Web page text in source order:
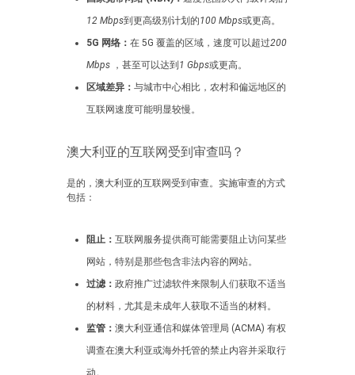
12 Mbps到更高级别计划的100 Mbps或更高。
5G 网络： 在 5G 覆盖的区域，速度可以超过200
Mbps ，甚至可以达到 1 Gbps或更高。
区域差异： 与城市中心相比，农村和偏远地区的
互联网速度可能明显较慢。
澳大利亚的互联网受到审查吗？
是的，澳大利亚的互联网受到审查。实施审查的方式
包括：
阻止： 互联网服务提供商可能需要阻止访问某些
网站，特别是那些包含非法内容的网站。
过滤： 政府推广过滤软件来限制人们获取不适当
的材料，尤其是未成年人获取不适当的材料。
监管： 澳大利亚通信和媒体管理局 (ACMA) 有权
调查在澳大利亚或海外托管的禁止内容并采取行
动。